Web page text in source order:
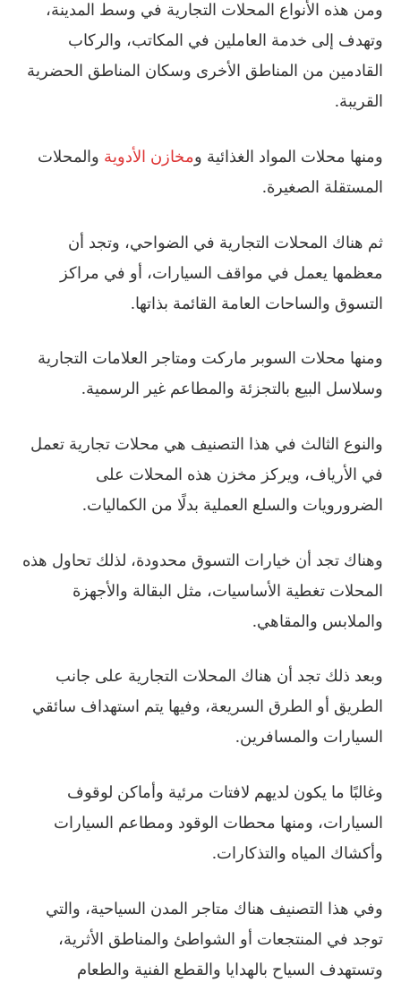
ومن هذه الأنواع المحلات التجارية في وسط المدينة،
وتهدف إلى خدمة العاملين في المكاتب، والركاب
القادمين من المناطق الأخرى وسكان المناطق الحضرية
القريبة.
ومنها محلات المواد الغذائية ومخازن الأدوية والمحلات
المستقلة الصغيرة.
ثم هناك المحلات التجارية في الضواحي، وتجد أن
معظمها يعمل في مواقف السيارات، أو في مراكز
التسوق والساحات العامة القائمة بذاتها.
ومنها محلات السوبر ماركت ومتاجر العلامات التجارية
وسلاسل البيع بالتجزئة والمطاعم غير الرسمية.
والنوع الثالث في هذا التصنيف هي محلات تجارية تعمل
في الأرياف، ويركز مخزن هذه المحلات على
الضرورويات والسلع العملية بدلًا من الكماليات.
وهناك تجد أن خيارات التسوق محدودة، لذلك تحاول هذه
المحلات تغطية الأساسيات، مثل البقالة والأجهزة
والملابس والمقاهي.
وبعد ذلك تجد أن هناك المحلات التجارية على جانب
الطريق أو الطرق السريعة، وفيها يتم استهداف سائقي
السيارات والمسافرين.
وغالبًا ما يكون لديهم لافتات مرئية وأماكن لوقوف
السيارات، ومنها محطات الوقود ومطاعم السيارات
وأكشاك المياه والتذكارات.
وفي هذا التصنيف هناك متاجر المدن السياحية، والتي
توجد في المنتجعات أو الشواطئ والمناطق الأثرية،
وتستهدف السياح بالهدايا والقطع الفنية والطعام